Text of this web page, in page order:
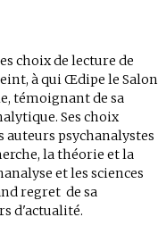
choix de lecture de
à qui Œdipe le Salon
témoignant de sa
Ses choix
psychanalystes
la théorie et la
et les sciences
regret de sa
d'actualité.